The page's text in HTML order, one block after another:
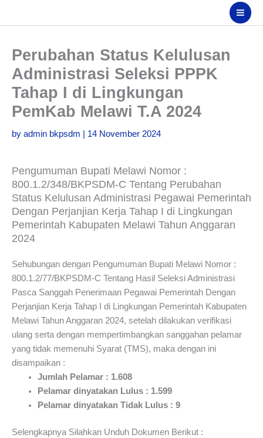
Perubahan Status Kelulusan
Administrasi Seleksi PPPK
Tahap I di Lingkungan
PemKab Melawi T.A 2024
by admin bkpsdm 14 November 2024
Pengumuman Bupati Melawi Nomor :
800.1.2/348/BKPSDM-C Tentang Perubahan
Status Kelulusan Administrasi Pegawai Pemerintah
Dengan Perjanjian Kerja Tahap I di Lingkungan
Pemerintah Kabupaten Melawi Tahun Anggaran
2024
Sehubungan dengan Pengumuman Bupati Melawi Nomor :
800.1.2/77/BKPSDM-C Tentang Hasil Seleksi Administrasi
Pasca Sanggah Penerimaan Pegawai Pemerintah Dengan
Perjanjian Kerja Tahap I di Lingkungan Pemerintah Kabupaten
Melawi Tahun Anggaran 2024, setelah dilakukan verifikasi
ulang serta dengan mempertimbangkan sanggahan pelamar
yang tidak memenuhi Syarat (TMS), maka dengan ini
disampaikan :
Jumlah Pelamar : 1.608
Pelamar dinyatakan Lulus : 1.599
Pelamar dinyatakan Tidak Lulus : 9
Selengkapnya Silahkan Unduh Dokumen Berikut :